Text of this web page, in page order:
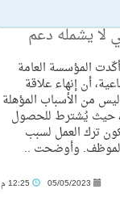
لا يشمله دعم
أكّدت المؤسسة العامة
أن إنهاء علاقة
من الأسباب المؤهلة
حيث يُشترط للحصول
ترك العمل لسبب
وأوضحت ..
05/05/2023